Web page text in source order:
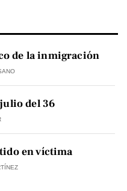
de la inmigración
del 36
en víctima